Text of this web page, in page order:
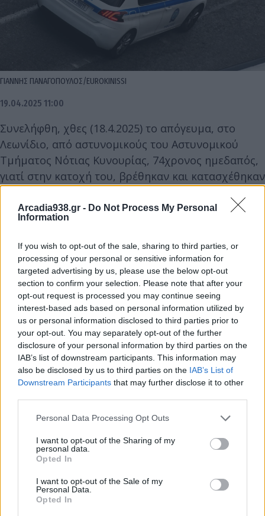
Arcadia938.gr - Do Not Process My Personal
Information
If you wish to opt-out of the sale, sharing to third parties, or
processing of your personal or sensitive information for
targeted advertising by us, please use the below opt-out
section to confirm your selection. Please note that after your
opt-out request is processed you may continue seeing
interest-based ads based on personal information utilized by
us or personal information disclosed to third parties prior to
your opt-out. You may separately opt-out of the further
disclosure of your personal information by third parties on the
IAB’s list of downstream participants. This information may
also be disclosed by us to third parties on the IAB’s List of
Downstream Participants that may further disclose it to other
Personal Data Processing Opt Outs
I want to opt-out of the Sharing of my
personal data.
Opted In
I want to opt-out of the Sale of my
Personal Data.
Opted In
ΓΙΑΝΝΗΣ ΠΑΝΑΓΟΠΟΥΛΟΣ/EUROKINISSI
19.04.2025 11:00
Συνελήφθη, χθες (18.4.2025) το απόγευμα, στο
Λεωνίδιο, από αστυνομικούς του Αστυνομικού
Τμήματος Νότιας Κυνουρίας, 74χρονος ημεδαπός,
γιατί στην κατοχή του, βρέθηκαν και κατασχέθηκαν
-42- αυτοσχέδιες κροτίδες.
Νότιας Κυνουρίας.
Διάβασε σχετικά
Ανήλικος είχε κρυμμένες στο σπίτι του 68
κροτίδες
Βόρεια Κυνουρία: Συλλήψεις ανηλίκων με
πάνω από 200 κροτίδες και πυρίτιδα
Αρκαδία: Συνελήφθη 18χρονος που είχε πάνω
Λακωνία: Συνελήφθη 35χρονος για ναρκωτικά
Κόρινθος: Συνελήφθη 31χρονος για παράβαση
της νομοθεσίας για τα όπλα
Διάβασε περισσότερα